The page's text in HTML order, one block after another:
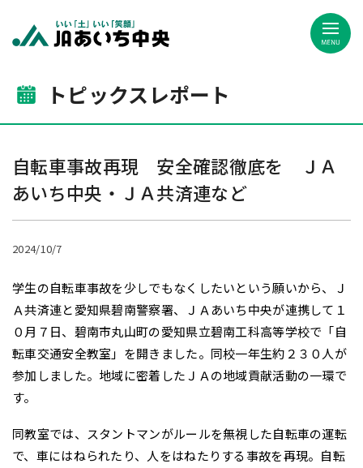
トピックスレポート
自転車事故再現 安全確認徹底を ＪＡ
あいち中央・ＪＡ共済連など
2024/10/7
学生の自転車事故を少しでもなくしたいという願いから、Ｊ
Ａ共済連と愛知県碧南警察署、ＪＡあいち中央が連携して１
０月７日、碧南市丸山町の愛知県立碧南工科高等学校で「自
転車交通安全教室」を開きました。同校一年生約２３０人が
参加しました。地域に密着したＪＡの地域貢献活動の一環で
す。
同教室では、スタントマンがルールを無視した自転車の運転
で、車にはねられたり、人をはねたりする事故を再現。自転